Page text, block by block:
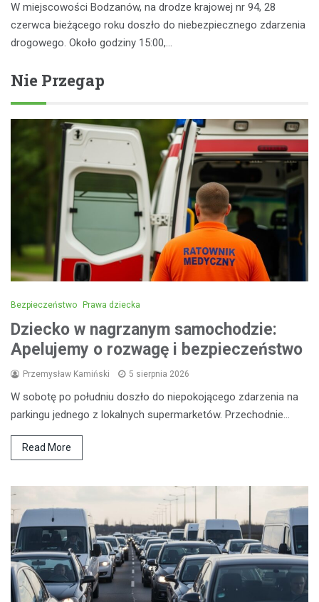
W miejscowości Bodzanów, na drodze krajowej nr 94, 28
czerwca bieżącego roku doszło do niebezpiecznego zdarzenia
drogowego. Około godziny 15:00,…
Nie Przegap
Bezpieczeństwo Prawa dziecka
Dziecko w nagrzanym samochodzie:
Apelujemy o rozwagę i bezpieczeństwo
Przemysław Kamiński 5 sierpnia 2026
W sobotę po południu doszło do niepokojącego zdarzenia na
parkingu jednego z lokalnych supermarketów. Przechodnie…
Read More